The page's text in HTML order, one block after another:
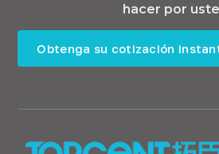
hacer por
Obtenga su cotización